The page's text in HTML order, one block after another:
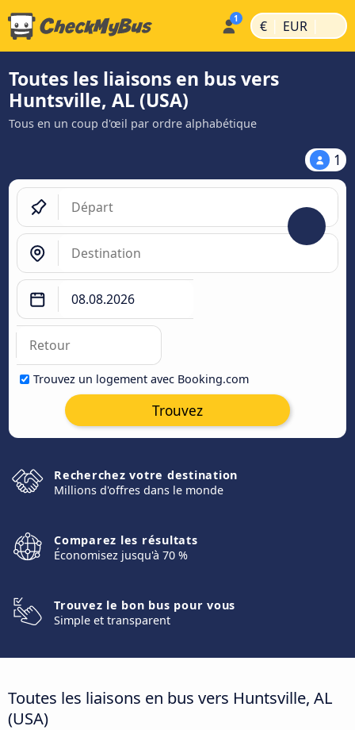
€ | EUR |
Toutes les liaisons en bus vers
Huntsville, AL (USA)
Tous en un coup d'œil par ordre alphabétique
1
Trouvez un logement avec Booking.com
Trouvez
Recherchez votre destination
Millions d'offres dans le monde
Comparez les résultats
Économisez jusqu'à 70 %
Trouvez le bon bus pour vous
Simple et transparent
Toutes les liaisons en bus vers Huntsville, AL
(USA)